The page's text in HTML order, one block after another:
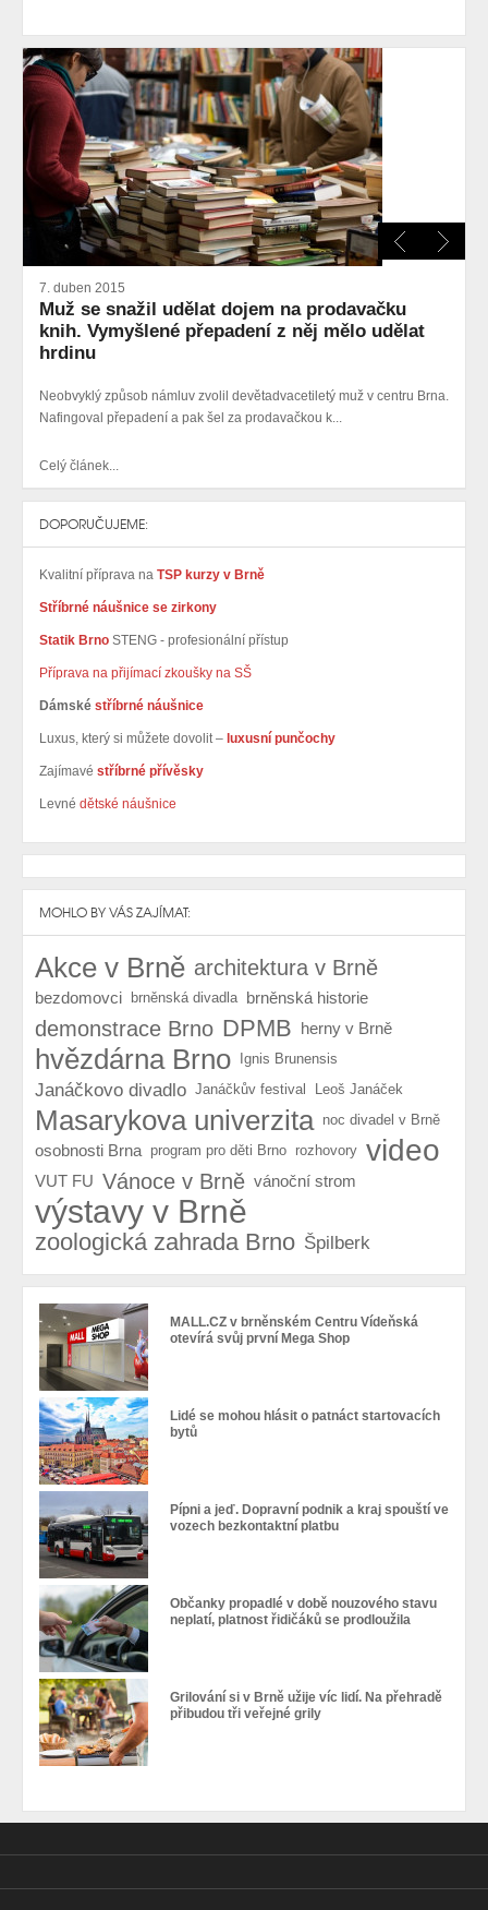
7. duben 2015
Muž se snažil udělat dojem na prodavačku
knih. Vymyšlené přepadení z něj mělo udělat
hrdinu
Neobvyklý způsob námluv zvolil devětadvacetiletý muž v centru Brna.
Nafingoval přepadení a pak šel za prodavačkou k...
Celý článek...
DOPORUČUJEME:
Kvalitní příprava na TSP kurzy v Brně
Stříbrné náušnice se zirkony
Statik Brno STENG - profesionální přístup
Příprava na přijímací zkoušky na SŠ
Dámské stříbrné náušnice
Luxus, který si můžete dovolit – luxusní punčochy
Zajímavé stříbrné přívěsky
Levné dětské náušnice
MOHLO BY VÁS ZAJÍMAT:
Akce v Brně architektura v Brně
bezdomovci brněnská divadla brněnská historie
demonstrace Brno DPMB herny v Brně
hvězdárna Brno Ignis Brunensis
Janáčkovo divadlo Janáčkův festival Leoš Janáček
Masarykova univerzita noc divadel v Brně
osobnosti Brna program pro děti Brno rozhovory video
VUT FU Vánoce v Brně vánoční strom
výstavy v Brně
zoologická zahrada Brno Špilberk
MALL.CZ v brněnském Centru Vídeňská
otevírá svůj první Mega Shop
Lidé se mohou hlásit o patnáct startovacích
bytů
Pípni a jeď. Dopravní podnik a kraj spouští ve
vozech bezkontaktní platbu
Občanky propadlé v době nouzového stavu
neplatí, platnost řidičáků se prodloužila
Grilování si v Brně užije víc lidí. Na přehradě
přibudou tři veřejné grily